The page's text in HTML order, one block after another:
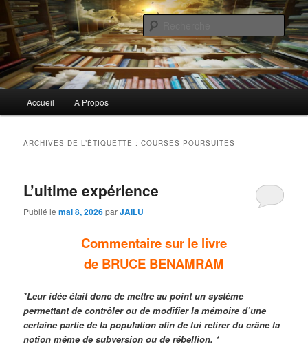
Aller
au
contenu
principal
Aller
au
contenu
secondaireBiblioclo
Commentaires littéraires en tout genre
principal
Accueil A Propos
ARCHIVES DE L’ÉTIQUETTE :COURSES-POURSUITES
L’ultime expérience
Publié lemai 8, 2026parJAILU
Commentaire sur le livre
de BRUCE BENAMRAM
*Leur idée était donc de mettre au point un système
permettant de contrôler ou de modifier la mémoire d’une
certaine partie de la population afin de lui retirer du crâne la
notion même de subversion ou de rébellion. *